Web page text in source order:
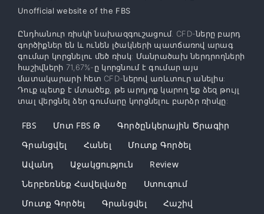
Unofficial website of the FBS
Ընդհանուր ռիսկի նախազգուշացում. CFD-ները բարդ
գործիքներ են և ունեն լծակների պատճառով արագ
գումար կորցնելու մեծ ռիսկ: Մանրածախ ներդրողների
հաշիվների 71,67%-ը կորցնում է գումար այս
մատակարարի հետ CFD-ներով առևտուր անելիս:
Դուք պետք է մտածեք, թե արդյոք կարող եք ձեզ թույլ
տալ վերցնել ձեր գումարը կորցնելու բարձր ռիսկը:
FBS Մոտ FBS Թ
Գործընկերային Ծրագիր
Գրանցվել
Հանել
Մուտք Գործել
Ավանդ
Աջակցություն
Review
Ներբեռնեք Հավելվածը
Ստուգում
Մուտք Գործել
Գրանցվել Հաշիվ